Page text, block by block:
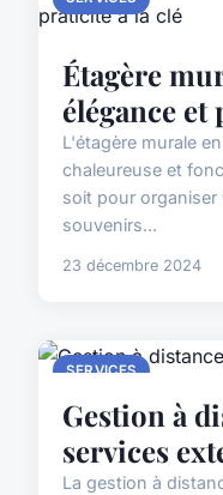
Étagère
élégance
L'étagère murale
chaleureuse et
soit pour organiser
souvenirs...
23 décembre 2024
SERVICES
Gestion à
services
La gestion à